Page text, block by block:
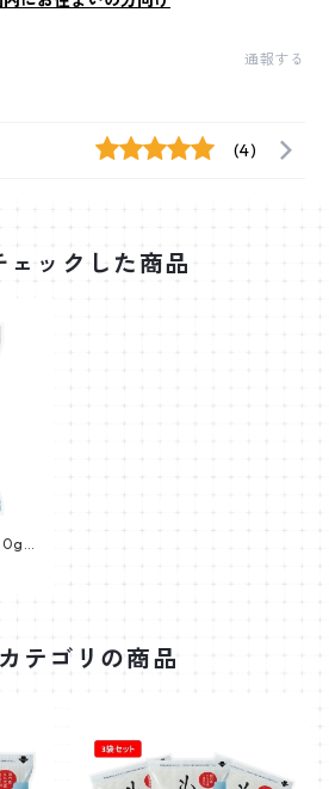
通報する
(4)
ェックした商品
テゴリの商品